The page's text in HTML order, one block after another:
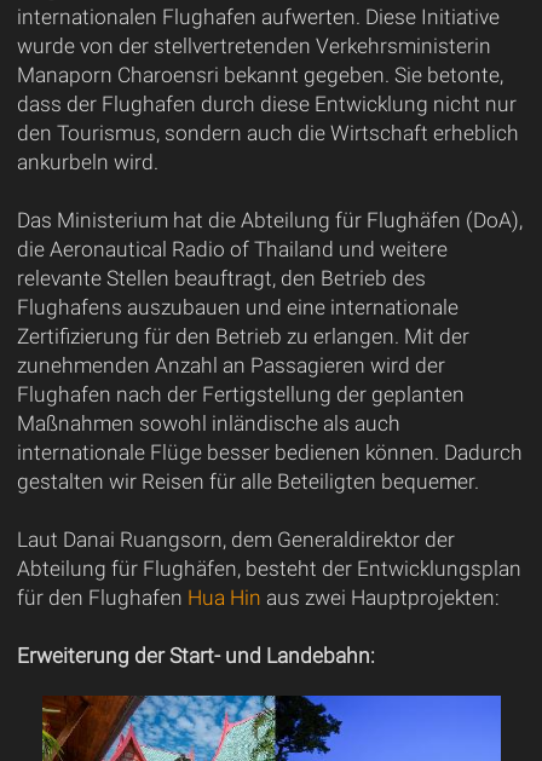
internationalen Flughafen aufwerten. Diese Initiative
wurde von der stellvertretenden Verkehrsministerin
Manaporn Charoensri bekannt gegeben. Sie betonte,
dass der Flughafen durch diese Entwicklung nicht nur
den Tourismus, sondern auch die Wirtschaft erheblich
ankurbeln wird.
Das Ministerium hat die Abteilung für Flughäfen (DoA),
die Aeronautical Radio of Thailand und weitere
relevante Stellen beauftragt, den Betrieb des
Flughafens auszubauen und eine internationale
Zertifizierung für den Betrieb zu erlangen. Mit der
zunehmenden Anzahl an Passagieren wird der
Flughafen nach der Fertigstellung der geplanten
Maßnahmen sowohl inländische als auch
internationale Flüge besser bedienen können. Dadurch
gestalten wir Reisen für alle Beteiligten bequemer.
Laut Danai Ruangsorn, dem Generaldirektor der
Abteilung für Flughäfen, besteht der Entwicklungsplan
für den Flughafen Hua Hin aus zwei Hauptprojekten:
Erweiterung der Start- und Landebahn: